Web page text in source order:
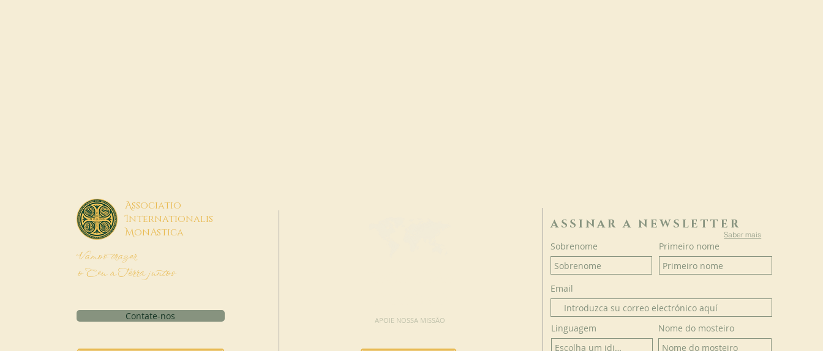
Associatio
Internationalis
MonAstica
Vamos trazer
o Céu à Terra juntos
Contate-nos APOIE NOSSA MISSÃO
ASSINAR A NEWSLETTER
Saber mais
Sobrenome Primeiro nome
Email
Linguagem Nome do mosteiro